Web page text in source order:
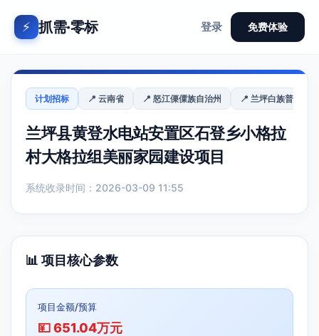
⚡ 抓需·零标 登录 免费体验
计划招标 📍 云南省 📍 怒江傈僳族自治州 📍 兰坪白族普米族
兰坪县黄登水电站安置区石登乡小格拉
村大格拉组美丽家园建设项目
系统收录时间：2026-03-09 11:55
📊 项目核心参数
项目金额/预算
💴 651.04万元